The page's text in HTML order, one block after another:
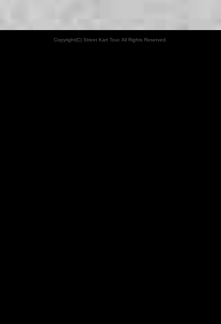
Copyright(C) Street Kart Tour. All Rights Reserved.